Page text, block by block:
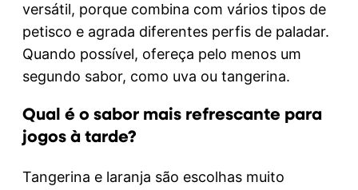
versátil, porque combina com vários tipos de
petisco e agrada diferentes perfis de paladar.
Quando possível, ofereça pelo menos um
segundo sabor, como uva ou tangerina.
Qual é o sabor mais refrescante para
jogos à tarde?
Tangerina e laranja são escolhas muito